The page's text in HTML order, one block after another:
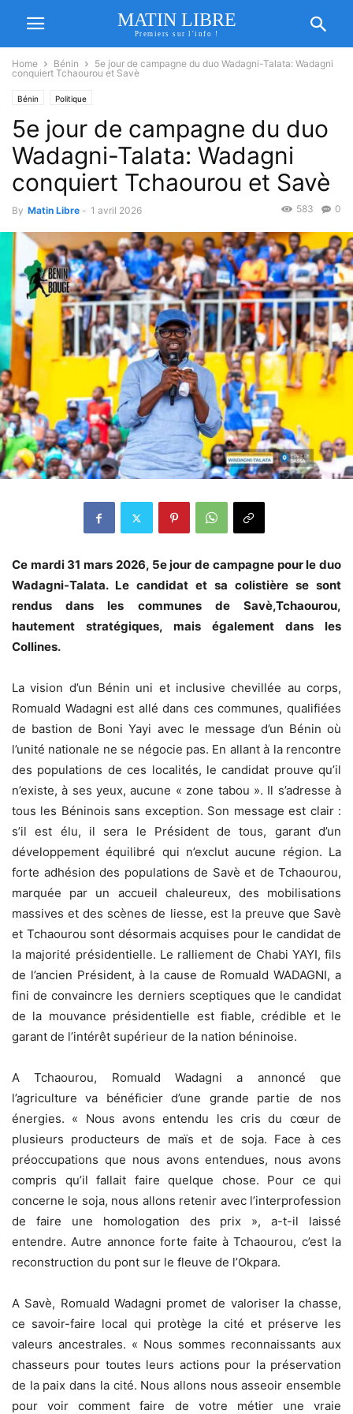
MATIN LIBRE
Premiers sur l'info !
Home Bénin
5e jour de campagne du duo Wadagni-Talata: Wadagni
conquiert Tchaourou et Savè
Bénin Politique
5e jour de campagne du duo
Wadagni-Talata: Wadagni
conquiert Tchaourou et Savè
By Matin Libre - 1 avril 2026 0
583
Ce mardi 31 mars 2026, 5e jour de campagne pour le duo
Wadagni-Talata. Le candidat et sa colistière se sont
rendus dans les communes de Savè,Tchaourou,
hautement stratégiques, mais également dans les
Collines.
La vision d’un Bénin uni et inclusive chevillée au corps,
Romuald Wadagni est allé dans ces communes, qualifiées
de bastion de Boni Yayi avec le message d’un Bénin où
l’unité nationale ne se négocie pas. En allant à la rencontre
des populations de ces localités, le candidat prouve qu’il
n’existe, à ses yeux, aucune « zone tabou ». Il s’adresse à
tous les Béninois sans exception. Son message est clair :
s’il est élu, il sera le Président de tous, garant d’un
développement équilibré qui n’exclut aucune région. La
forte adhésion des populations de Savè et de Tchaourou,
marquée par un accueil chaleureux, des mobilisations
massives et des scènes de liesse, est la preuve que Savè
et Tchaourou sont désormais acquises pour le candidat de
la majorité présidentielle. Le ralliement de Chabi YAYI, fils
de l’ancien Président, à la cause de Romuald WADAGNI, a
fini de convaincre les derniers sceptiques que le candidat
de la mouvance présidentielle est fiable, crédible et le
garant de l’intérêt supérieur de la nation béninoise.
A Tchaourou, Romuald Wadagni a annoncé que
l’agriculture va bénéficier d’une grande partie de nos
énergies. « Nous avons entendu les cris du cœur de
plusieurs producteurs de maïs et de soja. Face à ces
préoccupations que nous avons entendues, nous avons
compris qu’il fallait faire quelque chose. Pour ce qui
concerne le soja, nous allons retenir avec l’interprofession
de faire une homologation des prix », a-t-il laissé
entendre. Autre annonce forte faite à Tchaourou, c’est la
reconstruction du pont sur le fleuve de l’Okpara.
A Savè, Romuald Wadagni promet de valoriser la chasse,
ce savoir-faire local qui protège la cité et préserve les
valeurs ancestrales. « Nous sommes reconnaissants aux
chasseurs pour toutes leurs actions pour la préservation
de la paix dans la cité. Nous allons nous asseoir ensemble
pour voir comment faire de votre métier une vraie